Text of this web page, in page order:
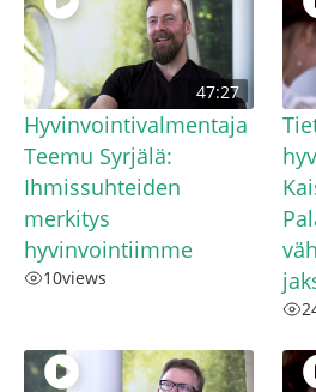
47:27
Hyvinvointivalmentaja
Teemu Syrjälä:
Ihmissuhteiden
merkitys
hyvinvointiimme
10views